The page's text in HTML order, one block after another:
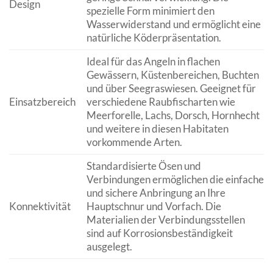
Design
spezielle Form minimiert den
Wasserwiderstand und ermöglicht eine
natürliche Köderpräsentation.
Einsatzbereich
Ideal für das Angeln in flachen
Gewässern, Küstenbereichen, Buchten
und über Seegraswiesen. Geeignet für
verschiedene Raubfischarten wie
Meerforelle, Lachs, Dorsch, Hornhecht
und weitere in diesen Habitaten
vorkommende Arten.
Konnektivität
Standardisierte Ösen und
Verbindungen ermöglichen die einfache
und sichere Anbringung an Ihre
Hauptschnur und Vorfach. Die
Materialien der Verbindungsstellen
sind auf Korrosionsbeständigkeit
ausgelegt.